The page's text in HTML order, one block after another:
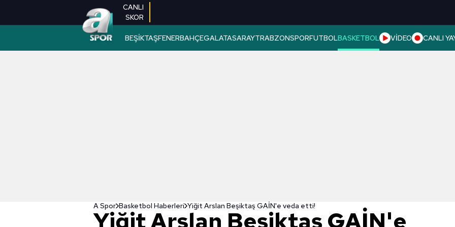
CANLI
SKOR
BEŞİKTAŞFENERBAHÇEGALATASARAYTRABZONSPORFUTBOLBASKETBOL VİDEO CANLI
A Spor Basketbol Haberleri Yiğit Arslan Beşiktaş GAİN'e veda etti!
Yiğit Arslan Beşiktaş GAİN'e